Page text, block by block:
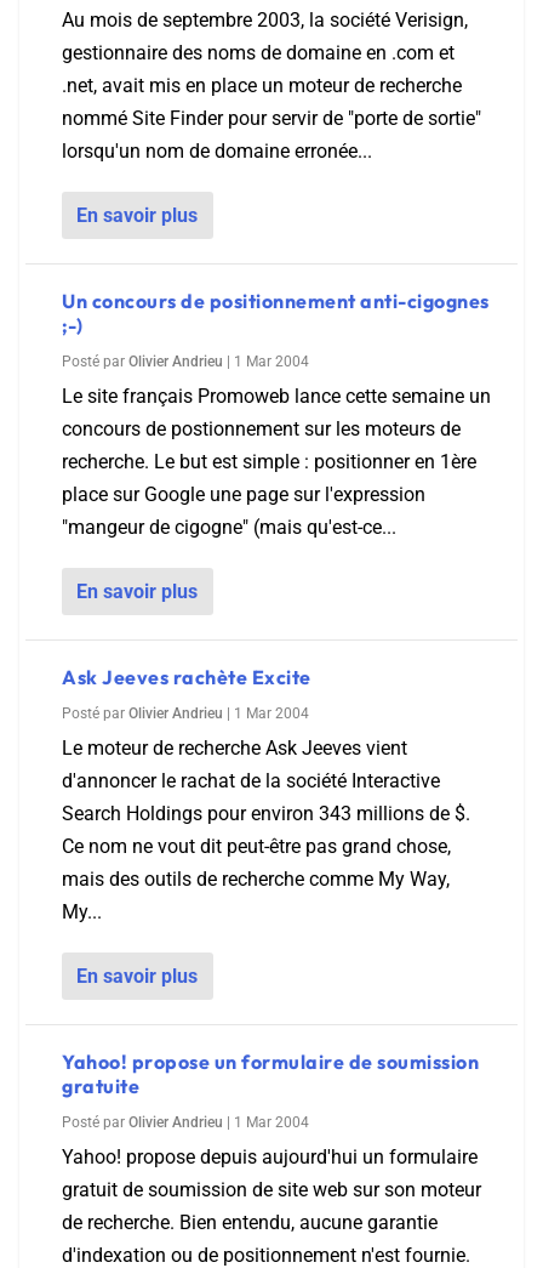
Au mois de septembre 2003, la société Verisign,
gestionnaire des noms de domaine en .com et
.net, avait mis en place un moteur de recherche
nommé Site Finder pour servir de "porte de sortie"
lorsqu'un nom de domaine erronée...
En savoir plus
Un concours de positionnement anti-cigognes
;-)
Posté par Olivier Andrieu 1 Mar 2004
Le site français Promoweb lance cette semaine un
concours de postionnement sur les moteurs de
recherche. Le but est simple : positionner en 1ère
place sur Google une page sur l'expression
"mangeur de cigogne" (mais qu'est-ce...
En savoir plus
Ask Jeeves rachète Excite
Posté par Olivier Andrieu 1 Mar 2004
Le moteur de recherche Ask Jeeves vient
d'annoncer le rachat de la société Interactive
Search Holdings pour environ 343 millions de $.
Ce nom ne vout dit peut-être pas grand chose,
mais des outils de recherche comme My Way,
My...
En savoir plus
Yahoo! propose un formulaire de soumission
gratuite
Posté par Olivier Andrieu 1 Mar 2004
Yahoo! propose depuis aujourd'hui un formulaire
gratuit de soumission de site web sur son moteur
de recherche. Bien entendu, aucune garantie
d'indexation ou de positionnement n'est fournie.